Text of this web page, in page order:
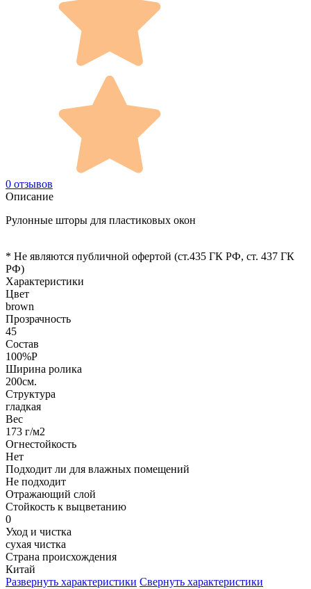
0 отзывов
Описание
Рулонные шторы для пластиковых окон
* Не являются публичной офертой (ст.435 ГК РФ, cт. 437 ГК
РФ)
Характеристики
Цвет
brown
Прозрачность
45
Состав
100%P
Ширина ролика
200см.
Структура
гладкая
Вес
173 г/м2
Огнестойкость
Нет
Подходит ли для влажных помещений
Не подходит
Отражающий слой
Стойкость к выцветанию
0
Уход и чистка
сухая чистка
Страна происхождения
Китай
Развернуть характеристики Свернуть характеристики